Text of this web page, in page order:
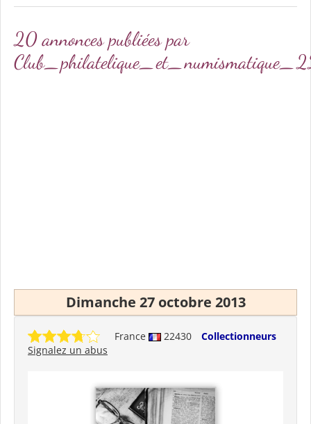
20 annonces publiées par
Dimanche 27 octobre 2013
France 22430
Collectionneurs
Signalez un abus